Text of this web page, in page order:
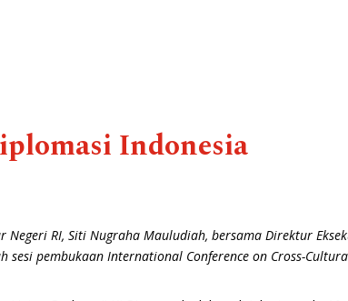
Indonesia
RI, Siti Nugraha Mauludiah, bersama Direktur
pembukaan International Conference on Cross-